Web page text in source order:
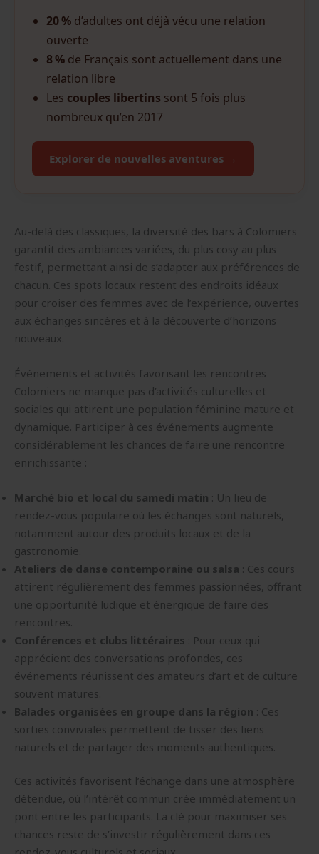
20 % d’adultes ont déjà vécu une relation
ouverte
8 % de Français sont actuellement dans une
relation libre
Les couples libertins sont 5 fois plus
nombreux qu’en 2017
Explorer de nouvelles aventures →
Au-delà des classiques, la diversité des bars à Colomiers
garantit des ambiances variées, du plus cosy au plus
festif, permettant ainsi de s’adapter aux préférences de
chacun. Ces spots locaux restent des endroits idéaux
pour croiser des femmes avec de l’expérience, ouvertes
aux échanges sincères et à la découverte d’horizons
nouveaux.
Événements et activités favorisant les rencontres
Colomiers ne manque pas d’activités culturelles et
sociales qui attirent une population féminine mature et
dynamique. Participer à ces événements augmente
considérablement les chances de faire une rencontre
enrichissante :
Marché bio et local du samedi matin : Un lieu de
rendez-vous populaire où les échanges sont naturels,
notamment autour des produits locaux et de la
gastronomie.
Ateliers de danse contemporaine ou salsa : Ces cours
attirent régulièrement des femmes passionnées, offrant
une opportunité ludique et énergique de faire des
rencontres.
Conférences et clubs littéraires : Pour ceux qui
apprécient des conversations profondes, ces
événements réunissent des amateurs d’art et de culture
souvent matures.
Balades organisées en groupe dans la région : Ces
sorties conviviales permettent de tisser des liens
naturels et de partager des moments authentiques.
Ces activités favorisent l’échange dans une atmosphère
détendue, où l’intérêt commun crée immédiatement un
pont entre les participants. La clé pour maximiser ses
chances reste de s’investir régulièrement dans ces